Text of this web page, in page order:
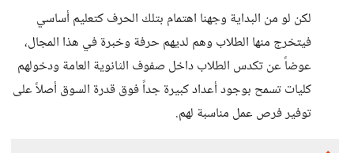
لكن لو من البداية وجهنا اهتمام بتلك الحرف كتعليم أساسي
فيتخرج منها الطلاب وهم لديهم حرفة وخبرة في هذا المجال،
عوضاً عن تكدس الطلاب داخل صفوف الثانوية العامة ودخولهم
كليات تسمح بوجود أعداد كبيرة جداً فوق قدرة السوق أصلاً على
توفير فرص عمل مناسبة لهم.